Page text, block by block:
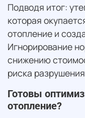
Подводя итог:
которая
отопление и
Игнорирование
снижению
риска
Готовы
отопление?